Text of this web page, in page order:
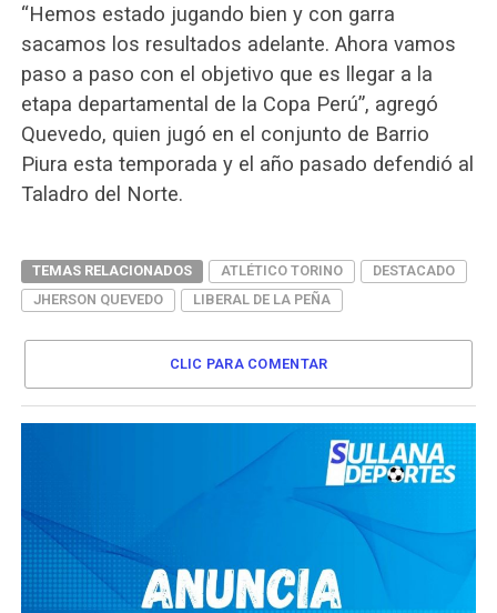
“Hemos estado jugando bien y con garra
sacamos los resultados adelante. Ahora vamos
paso a paso con el objetivo que es llegar a la
etapa departamental de la Copa Perú”, agregó
Quevedo, quien jugó en el conjunto de Barrio
Piura esta temporada y el año pasado defendió al
Taladro del Norte.
TEMAS RELACIONADOS ATLÉTICO TORINO
DESTACADO
JHERSON QUEVEDO
LIBERAL DE LA PEÑA
CLIC PARA COMENTAR